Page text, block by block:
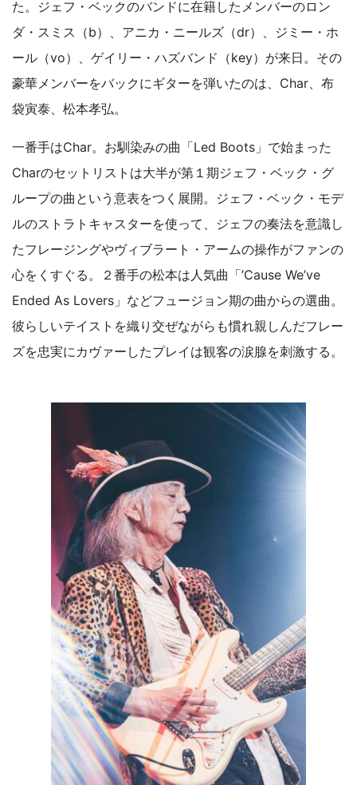
た。ジェフ・ベックのバンドに在籍したメンバーのロン
ダ・スミス（b）、アニカ・ニールズ（dr）、ジミー・ホ
ール（vo）、ゲイリー・ハズバンド（key）が来日。その
豪華メンバーをバックにギターを弾いたのは、Char、布
袋寅泰、松本孝弘。
一番手はChar。お馴染みの曲「Led Boots」で始まった
Charのセットリストは大半が第１期ジェフ・ベック・グ
ループの曲という意表をつく展開。ジェフ・ベック・モデ
ルのストラトキャスターを使って、ジェフの奏法を意識し
たフレージングやヴィブラート・アームの操作がファンの
心をくすぐる。２番手の松本は人気曲「’Cause We’ve
Ended As Lovers」などフュージョン期の曲からの選曲。
彼らしいテイストを織り交ぜながらも慣れ親しんだフレー
ズを忠実にカヴァーしたプレイは観客の涙腺を刺激する。